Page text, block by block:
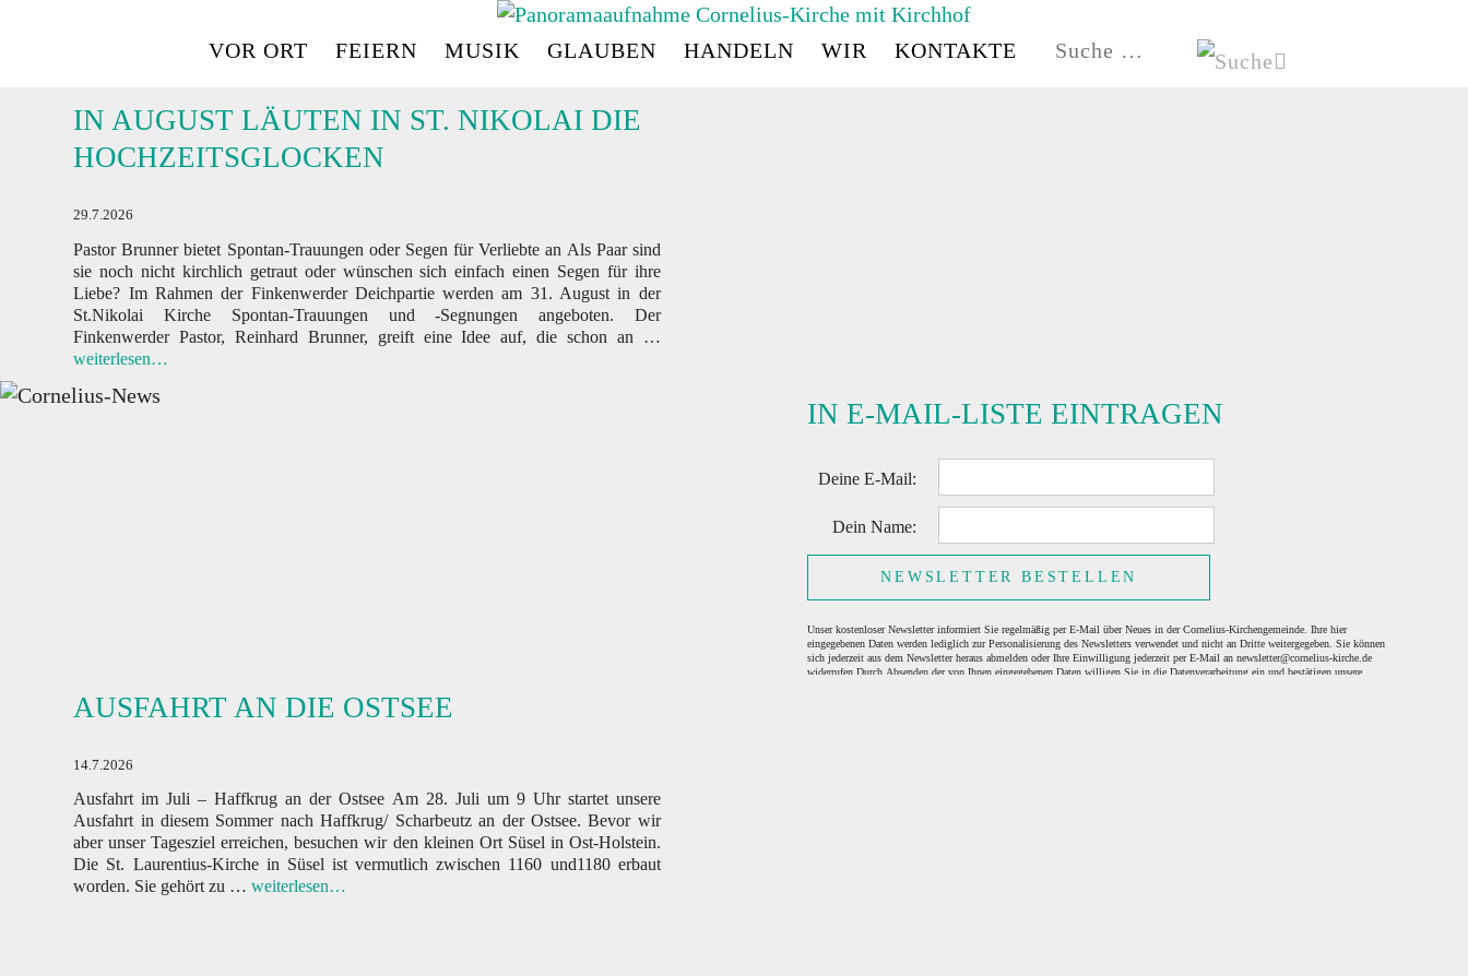
CORNELIUS KIRCHE
VOR ORT FEIERN MUSIK GLAUBEN HANDELN WIR KONTAKTE
IN AUGUST LÄUTEN IN ST. NIKOLAI DIE
HOCHZEITSGLOCKEN
29.7.2026
Pastor Brunner bietet Spontan-Trauungen oder Segen für Verliebte an Als Paar sind
sie noch nicht kirchlich getraut oder wünschen sich einfach einen Segen für ihre
Liebe? Im Rahmen der Finkenwerder Deichpartie werden am 31. August in der
St.Nikolai Kirche Spontan-Trauungen und -Segnungen angeboten. Der
Finkenwerder Pastor, Reinhard Brunner, greift eine Idee auf, die schon an …
weiterlesen…
IN E-MAIL-LISTE EINTRAGEN
Deine E-Mail:
Dein Name:
NEWSLETTER BESTELLEN
Unser kostenloser Newsletter informiert Sie regelmäßig per E-Mail über Neues in der Cornelius-Kirchengemeinde. Ihre hier
eingegebenen Daten werden lediglich zur Personalisierung des Newsletters verwendet und nicht an Dritte weitergegeben. Sie können
sich jederzeit aus dem Newsletter heraus abmelden oder Ihre Einwilligung jederzeit per E-Mail an newsletter@cornelius-kirche.de
widerrufen.Durch Absenden der von Ihnen eingegebenen Daten willigen Sie in die Datenverarbeitung ein und bestätigen unsere
AUSFAHRT AN DIE OSTSEE
14.7.2026
Ausfahrt im Juli – Haffkrug an der Ostsee Am 28. Juli um 9 Uhr startet unsere
Ausfahrt in diesem Sommer nach Haffkrug/ Scharbeutz an der Ostsee. Bevor wir
aber unser Tagesziel erreichen, besuchen wir den kleinen Ort Süsel in Ost-Holstein.
Die St. Laurentius-Kirche in Süsel ist vermutlich zwischen 1160 und1180 erbaut
worden. Sie gehört zu …weiterlesen…